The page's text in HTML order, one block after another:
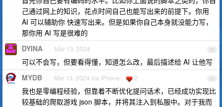
己通过网上的知识，花点时间自己也能写出来的前提下。你用
AI 可以辅助你 快速写出来。但是如果你自己本身就没能力写，
那你用 AI 写是很难的
23
DYINA Mar 13, 2024
可以不会写，但要看得懂，知道怎么改，最后描述给 AI 让他写
24
MYDB Mar 13, 2024 via iPhone 2
我也是零编程经验，但靠着不断优化提问话术，已经成功实现比
较基础的爬取游戏 json 脚本，并将其注入到私服中。对于我而